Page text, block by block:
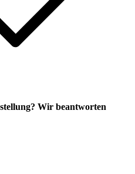
Wir beantworten